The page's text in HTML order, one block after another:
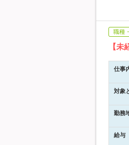
職種
【
仕事
対象
勤務
給与